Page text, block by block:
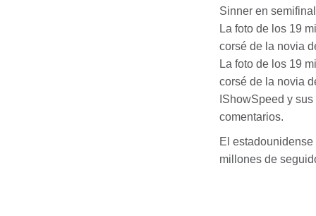
Sinner en
La foto de los 19
corsé de la novia
La foto de los 19
corsé de la novia
IShowSpeed y
comentarios.
El
millones de